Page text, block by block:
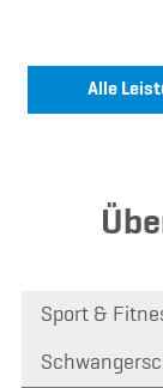
Alle
Sport &